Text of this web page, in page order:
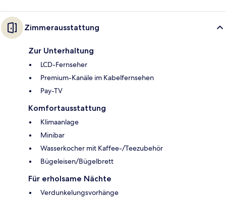
Zimmerausstattung
Zur Unterhaltung
LCD-Fernseher
Premium-Kanäle im Kabelfernsehen
Pay-TV
Komfortausstattung
Klimaanlage
Minibar
Wasserkocher mit Kaffee-/Teezubehör
Bügeleisen/Bügelbrett
Für erholsame Nächte
Verdunkelungsvorhänge